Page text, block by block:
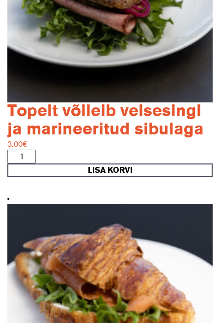
Topelt võileib veisesingi
ja marineeritud sibulaga
3.00€
Topelt
võileib
veisesingi
marineeritud
LISA KORVI